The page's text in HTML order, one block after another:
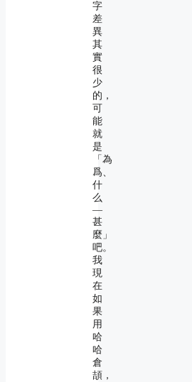
字
差
異
其
實
很
少
的，
可
能
就
是
「為
爲、
什
么
―
甚
麼」
吧。
我
現
在
如
果
用
哈
哈
倉
頡，